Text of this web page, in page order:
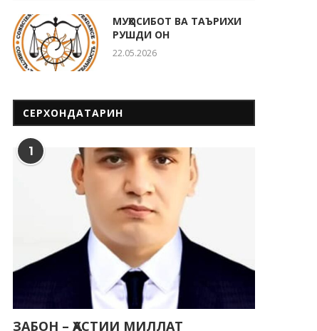
МУҲОСИБОТ ВА ТАЪРИХИ
РУШДИ ОН
22.05.2026
СЕРХОНДАТАРИН
1
ЗАБОН – ҲАСТИИ МИЛЛАТ